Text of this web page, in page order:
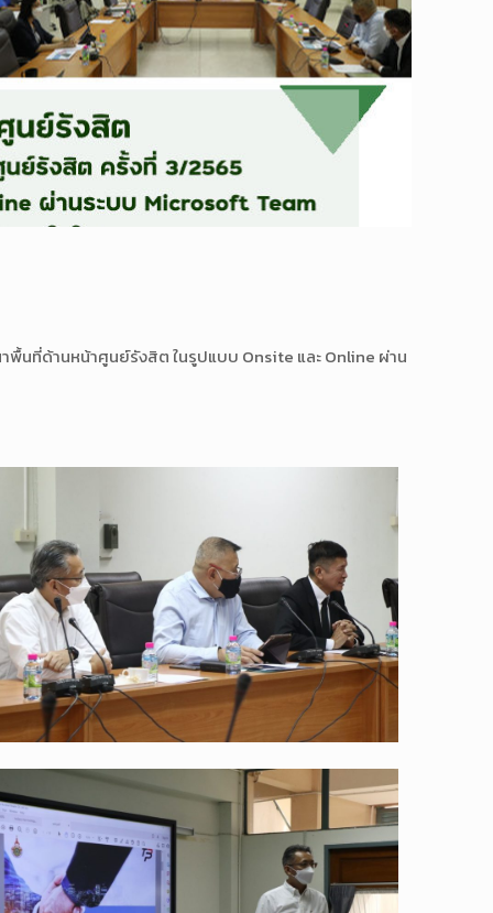
นที่ด้านหน้าศูนย์รังสิต ในรูปแบบ Onsite และ Online ผ่าน